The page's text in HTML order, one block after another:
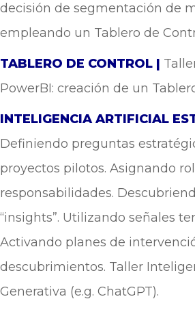
decisión de segmentación de
empleando un Tablero de
TABLERO DE CONTROL |
PowerBI: creación de un
INTELIGENCIA ARTIFICIAL
Definiendo preguntas
proyectos pilotos. Asignando
responsabilidades.
“insights”. Utilizando señales
Activando planes de
descubrimientos. Taller
Generativa (e.g. ChatGPT).